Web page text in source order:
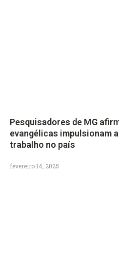
Pesquisadores de MG
evangélicas impulsionam
trabalho no país
fevereiro 14, 2025